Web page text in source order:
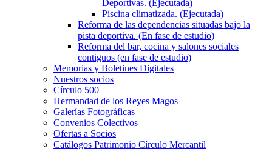
Deportivas. (Ejecutada)
Piscina climatizada. (Ejecutada)
Reforma de las dependencias situadas bajo la
pista deportiva. (En fase de estudio)
Reforma del bar, cocina y salones sociales
contiguos (en fase de estudio)
Memorias y Boletines Digitales
Nuestros socios
Círculo 500
Hermandad de los Reyes Magos
Galerías Fotográficas
Convenios Colectivos
Ofertas a Socios
Catálogos Patrimonio Círculo Mercantil